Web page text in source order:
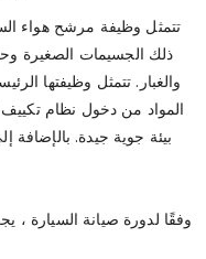
تتمثل وظيفة مرشح هواء
ذلك الجسيمات الصغيرة
والغبار. تتمثل وظيفتها
المواد من دخول نظام تكييف
بيئة جوية جيدة.